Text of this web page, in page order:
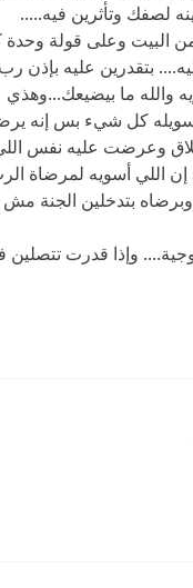
لصفك وتأثرين فيه.....
البيت وعلى قولة
بتقدرين عليه بإذن رب
والله ما بيضيعك...وهذي
كل شيء بس إنه
وعرضت عليه نفس
اللي أسويه لمرضاة
وبرضاه بتدخلين الجنة مش
وإذا قدرت تتصلين